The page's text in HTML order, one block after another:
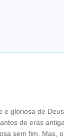
e gloriosa de
de eras
sem fim. Mas,